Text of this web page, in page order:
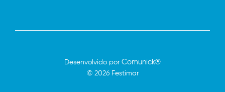
© 2026 Festimar
Desenvolvido porComunick®